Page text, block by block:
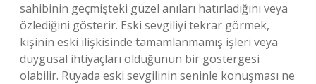
sahibinin geçmişteki güzel anıları hatırladığını veya
özlediğini gösterir. Eski sevgiliyi tekrar görmek,
kişinin eski ilişkisinde tamamlanmamış işleri veya
duygusal ihtiyaçları olduğunun bir göstergesi
olabilir. Rüyada eski sevgilinin seninle konuşması ne